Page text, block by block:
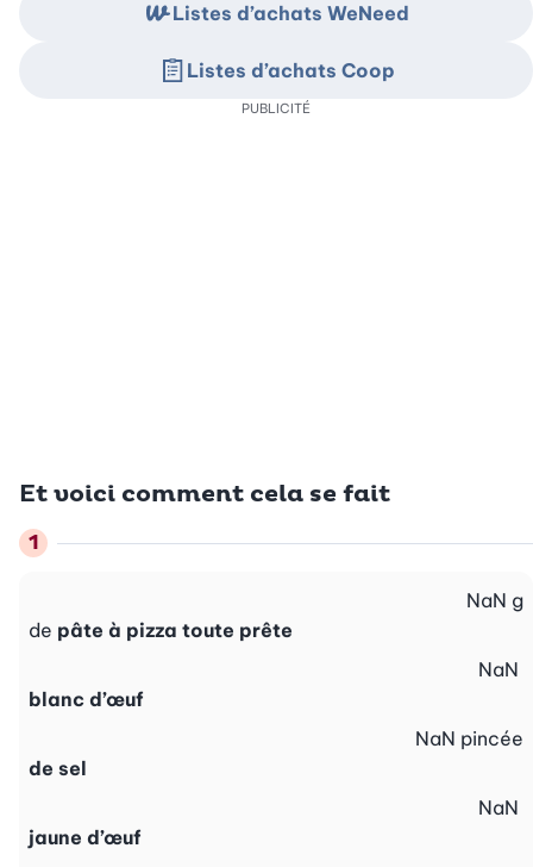
Et voici comment cela se fait
de pâte à pizza toute prête
NaN g
blanc d’œuf
NaN
de sel
NaN pincée
jaune d’œuf
NaN
Listes d’achats WeNeed
Listes d’achats Coop
PUBLICITÉ